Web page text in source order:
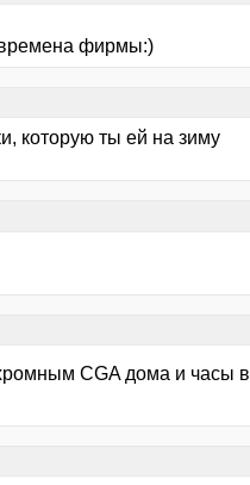
времена фирмы:)
которую ты ей на зиму
CGA дома и часы в